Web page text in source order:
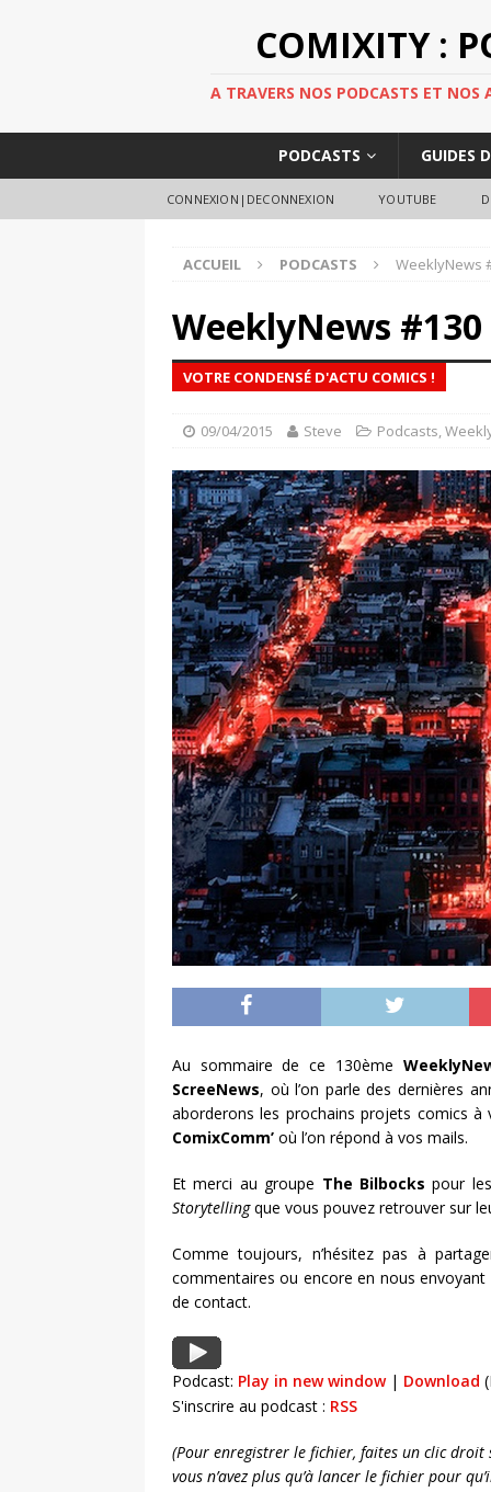
COMIXITY :
A TRAVERS NOS PODCASTS ET NOS
PODCASTS GUIDES
CONNEXION|DECONNEXION YOUTUBE
ACCUEIL PODCASTS WeeklyNews
WeeklyNews #130
VOTRE CONDENSÉ D'ACTU COMICS !
09/04/2015 Steve Podcasts,
Au sommaire de ce 130ème
ScreeNews, où l’on parle des dernières
aborderons les prochains projets comics à
ComixComm’ où l’on répond à vos mails.
Et merci au groupe The Bilbocks pour
Storytellingque vous pouvez retrouver sur
Comme toujours, n’hésitez pas à
commentaires ou encore en nous
de contact.
Podcast: Play in new window| Download
S'inscrire au podcast : RSS
(Pour enregistrer le fichier, faites un clic droit
vous n’avez plus qu’à lancer le fichier pour